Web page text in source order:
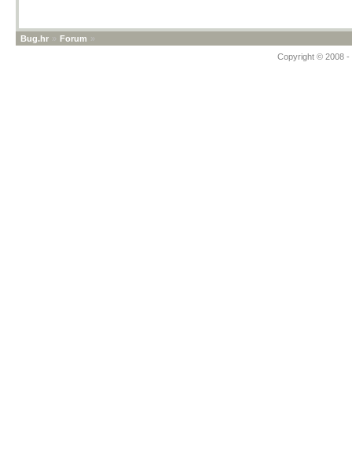
Bug.hr » Forum »
Copyright © 2008 -